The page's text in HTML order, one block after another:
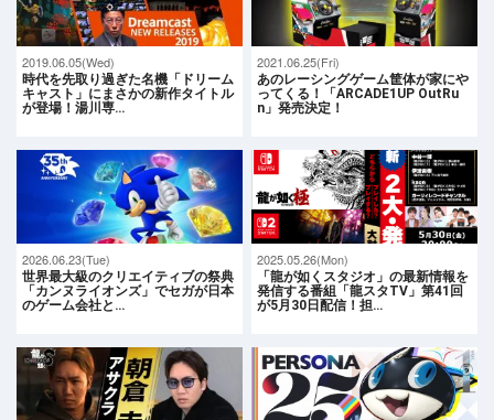
2019.06.05(Wed)
時代を先取り過ぎた名機「ドリーム
キャスト」にまさかの新作タイトル
が登場！湯川専…
2021.06.25(Fri)
あのレーシングゲーム筐体が家にや
ってくる！「ARCADE1UP OutRu
n」発売決定！
2026.06.23(Tue)
世界最大級のクリエイティブの祭典
「カンヌライオンズ」でセガが日本
のゲーム会社と…
2025.05.26(Mon)
「龍が如くスタジオ」の最新情報を
発信する番組「龍スタTV」第41回
が5月30日配信！担…